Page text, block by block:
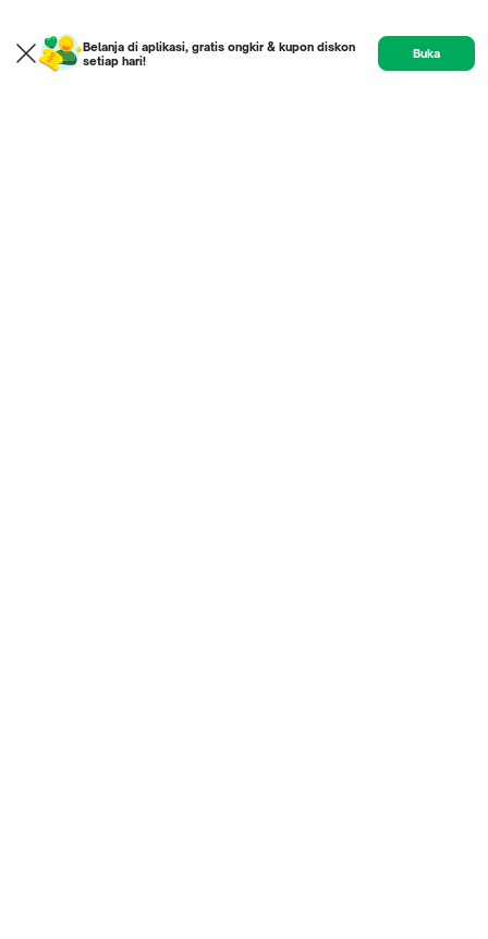
Belanja di aplikasi, gratis ongkir & kupon diskon
setiap hari!
Buka